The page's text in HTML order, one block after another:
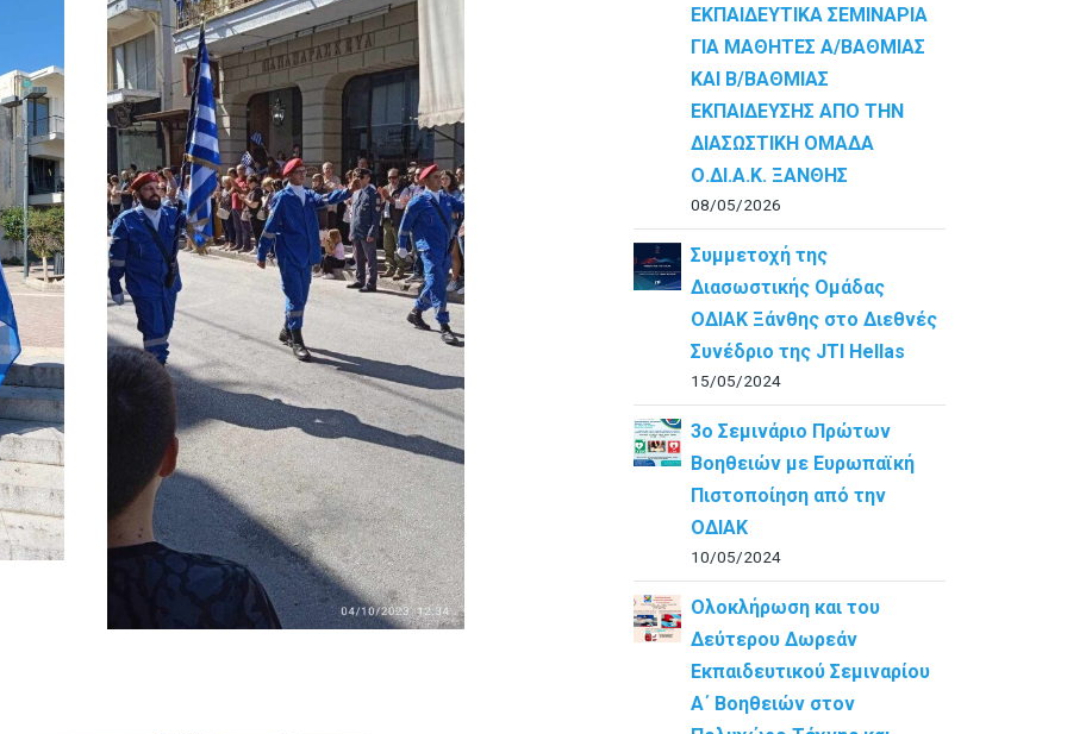
ΕΚΠΑΙΔΕΥΤΙΚΑ ΣΕΜΙΝΑΡΙΑ
ΓΙΑ ΜΑΘΗΤΕΣ Α/ΒΑΘΜΙΑΣ
ΚΑΙ Β/ΒΑΘΜΙΑΣ
ΕΚΠΑΙΔΕΥΣΗΣ ΑΠΟ ΤΗΝ
ΔΙΑΣΩΣΤΙΚΗ ΟΜΑΔΑ
Ο.ΔΙ.Α.Κ. ΞΑΝΘΗΣ
08/05/2026
Συμμετοχή της
Διασωστικής Ομάδας
ΟΔΙΑΚ Ξάνθης στο Διεθνές
Συνέδριο της JTI Hellas
15/05/2024
3ο Σεμινάριο Πρώτων
Βοηθειών με Ευρωπαϊκή
Πιστοποίηση από την
ΟΔΙΑΚ
10/05/2024
Ολοκλήρωση και του
Δεύτερου Δωρεάν
Εκπαιδευτικού Σεμιναρίου
Α΄ Βοηθειών στον